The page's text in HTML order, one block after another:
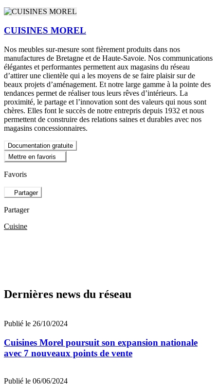
CUISINES MOREL
Nos meubles sur-mesure sont fièrement produits dans nos
manufactures de Bretagne et de Haute-Savoie. Nos communications
élégantes et performantes permettent aux magasins du réseau
d’attirer une clientèle qui a les moyens de se faire plaisir sur de
beaux projets d’aménagement. Et notre large gamme à la pointe des
tendances permet de réaliser tous leurs rêves d’intérieurs. La
proximité, le partage et l’innovation sont des valeurs qui nous sont
chères. Elles font le succès de notre entrepris depuis 1932 et nous
permettent de construire des relations saines et durables avec nos
magasins concessionnaires.
Documentation gratuite
Mettre en favoris
Favoris
Partager
Partager
Cuisine
Dernières news du réseau
Publié le 26/10/2024
Cuisines Morel poursuit son expansion nationale
avec 7 nouveaux points de vente
Publié le 06/06/2024